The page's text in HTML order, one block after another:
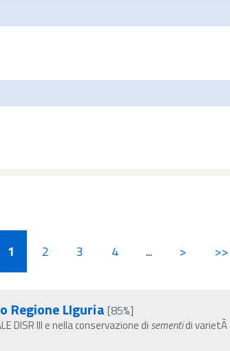
1 2 3 4 ... > >>
Regione LIguria [85%]
DISR III e nella conservazione di sementidi varietÃ